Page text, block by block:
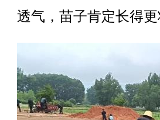
透气，苗子肯定长得更